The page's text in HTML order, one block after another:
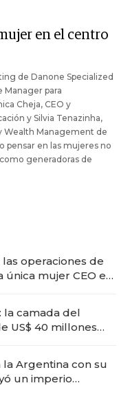
en el centro
de Danone Specialized
Manager para
Cheja, CEO y
y Silvia Tenazinha,
Wealth Management de
pensar en las mujeres no
generadoras de
operaciones de
única mujer CEO en
la camada del
US$ 40 millones
Argentina con su
un imperio